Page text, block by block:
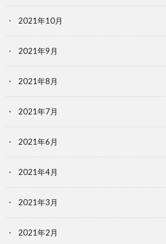
2021年10月
2021年9月
2021年8月
2021年7月
2021年6月
2021年4月
2021年3月
2021年2月